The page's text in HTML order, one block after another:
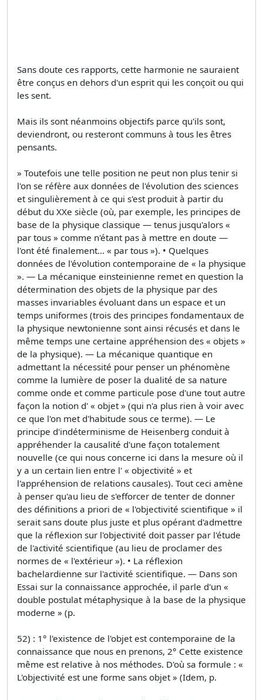
Sans doute ces rapports, cette harmonie ne sauraient
être conçus en dehors d'un esprit qui les conçoit ou qui
les sent.
Mais ils sont néanmoins objectifs parce qu'ils sont,
deviendront, ou resteront communs à tous les êtres
pensants.
» Toutefois une telle position ne peut non plus tenir si
l'on se réfère aux données de l'évolution des sciences
et singulièrement à ce qui s'est produit à partir du
début du XXe siècle (où, par exemple, les principes de
base de la physique classique — tenus jusqu'alors «
par tous » comme n'étant pas à mettre en doute —
l'ont été finalement... « par tous »). • Quelques
données de l'évolution contemporaine de « la physique
». — La mécanique einsteinienne remet en question la
détermination des objets de la physique par des
masses invariables évoluant dans un espace et un
temps uniformes (trois des principes fondamentaux de
la physique newtonienne sont ainsi récusés et dans le
même temps une certaine appréhension des « objets »
de la physique). — La mécanique quantique en
admettant la nécessité pour penser un phénomène
comme la lumière de poser la dualité de sa nature
comme onde et comme particule pose d'une tout autre
façon la notion d' « objet » (qui n'a plus rien à voir avec
ce que l'on met d'habitude sous ce terme). — Le
principe d'indéterminisme de Heisenberg conduit à
appréhender la causalité d'une façon totalement
nouvelle (ce qui nous concerne ici dans la mesure où il
y a un certain lien entre l' « objectivité » et
l'appréhension de relations causales). Tout ceci amène
à penser qu'au lieu de s'efforcer de tenter de donner
des définitions a priori de « l'objectivité scientifique » il
serait sans doute plus juste et plus opérant d'admettre
que la réflexion sur l'objectivité doit passer par l'étude
de l'activité scientifique (au lieu de proclamer des
normes de « l'extérieur »). • La réflexion
bachelardienne sur l'activité scientifique. — Dans son
Essai sur la connaissance approchée, il parle d'un «
double postulat métaphysique à la base de la physique
moderne » (p.
52) : 1° l'existence de l'objet est contemporaine de la
connaissance que nous en prenons, 2° Cette existence
même est relative à nos méthodes. D'où sa formule : «
L'objectivité est une forme sans objet » (Idem, p.